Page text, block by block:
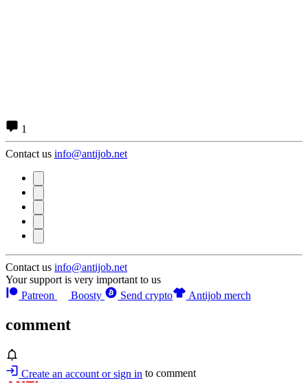
1
Contact us info@antijob.net
Contact us info@antijob.net
Your support is very important to us
Patreon
Boosty Send crypto Antijob merch
comment
Create an account or sign in to comment